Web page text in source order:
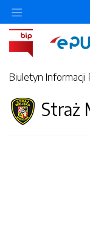
Biuletyn Informacji
Straż